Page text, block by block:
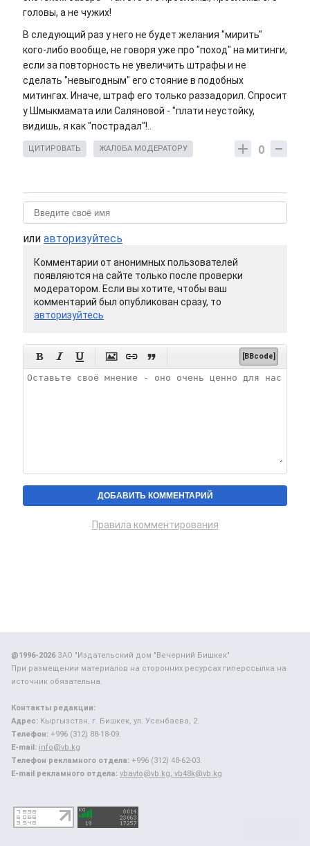
головы, а не чужих!
В следующий раз у него не будет желания "мирить"
кого-либо вообще, не говоря уже про "поход" на митинги,
если за повторность не увеличить штрафы и не
сделать "невыгодным" его стояние в подобных
митингах. Иначе, штраф его только раззадорил. Спросит
у Шмыкмамата или Саляновой - "плати неустойку,
видишь, я как "пострадал"!..
0
ЦИТИРОВАТЬ ЖАЛОБА МОДЕРАТОРУ
или авторизуйтесь
Комментарии от анонимных пользователей
появляются на сайте только после проверки
модератором. Если вы хотите, чтобы ваш
комментарий был опубликован сразу, то
авторизуйтесь
      [BBcode]
Правила комментирования
@1996-2026ЗАО "Издательский дом "Вечерний Бишкек"
При размещении материалов на сторонних ресурсах гиперссылка на
источник обязательна.
Контакты редакции:
Адрес: Кыргызстан, г. Бишкек, ул. Усенбаева, 2.
Телефон: +996 (312) 88-18-09.
E-mail: info@vb.kg
Телефон рекламного отдела: +996 (312) 48-62-03.
E-mail рекламного отдела: vbavto@vb.kg, vb48k@vb.kg